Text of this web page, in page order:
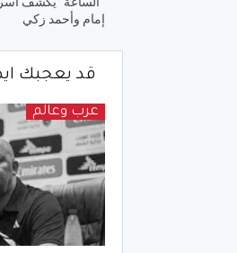
إمام وأحمد زكي
قد يعجبك
عرب وعالم